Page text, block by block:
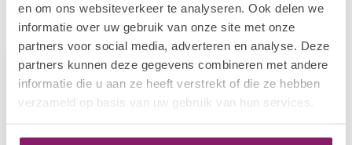
en om ons websiteverkeer te analyseren. Ook delen we
informatie over uw gebruik van onze site met onze
partners voor social media, adverteren en analyse. Deze
partners kunnen deze gegevens combineren met andere
informatie die u aan ze heeft verstrekt of die ze hebben
verzameld op basis van uw gebruik van hun services.
Recent bekeken
-20%